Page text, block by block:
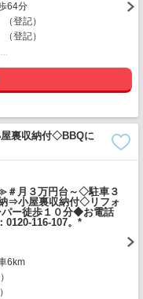
64分
登記）
登記）
裏収納付◇BBQに
月３万円台～◇駐車３
⇒小屋裏収納付◇リフォ
ー徒歩１０分◆お電話
0120-116-107。*
6km